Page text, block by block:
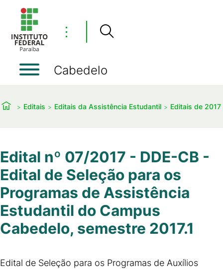
⋮
Cabedelo
Editais Editais da Assistência Estudantil Editais de 2017
Edital nº 07/2017 - DDE-CB -
Edital de Seleção para os
Programas de Assistência
Estudantil do Campus
Cabedelo, semestre 2017.1
Edital de Seleção para os Programas de Auxílios